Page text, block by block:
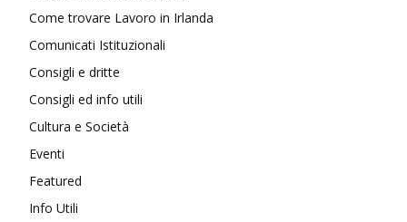
Come trovare Lavoro in Irlanda
Comunicati Istituzionali
Consigli e dritte
Consigli ed info utili
Cultura e Società
Eventi
Featured
Info Utili